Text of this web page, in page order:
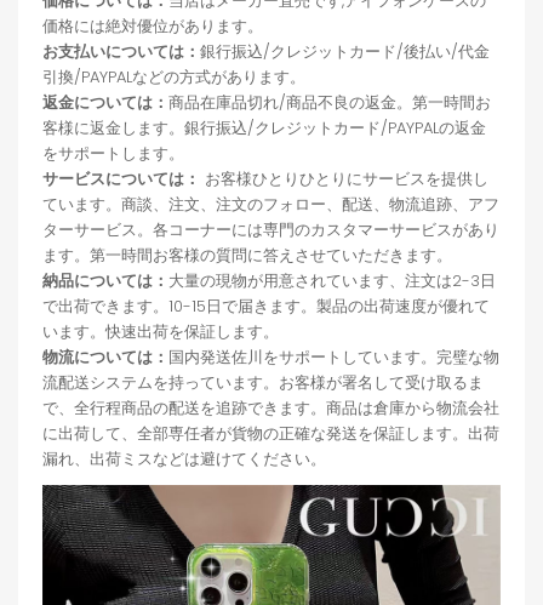
価格には絶対優位があります。
お支払いについては： 銀行振込/クレジットカード/後払い/代金
引換/PAYPALなどの方式があります。
返金については： 商品在庫品切れ/商品不良の返金。第一時間お
客様に返金します。銀行振込/クレジットカード/PAYPALの返金
をサポートします。
サービスについては： お客様ひとりひとりにサービスを提供し
ています。商談、注文、注文のフォロー、配送、物流追跡、アフ
ターサービス。各コーナーには専門のカスタマーサービスがあり
ます。第一時間お客様の質問に答えさせていただきます。
納品については： 大量の現物が用意されています、注文は2-3日
で出荷できます。10-15日で届きます。製品の出荷速度が優れて
います。快速出荷を保証します。
物流については： 国内発送佐川をサポートしています。完璧な物
流配送システムを持っています。お客様が署名して受け取るま
で、全行程商品の配送を追跡できます。商品は倉庫から物流会社
に出荷して、全部専任者が貨物の正確な発送を保証します。出荷
漏れ、出荷ミスなどは避けてください。